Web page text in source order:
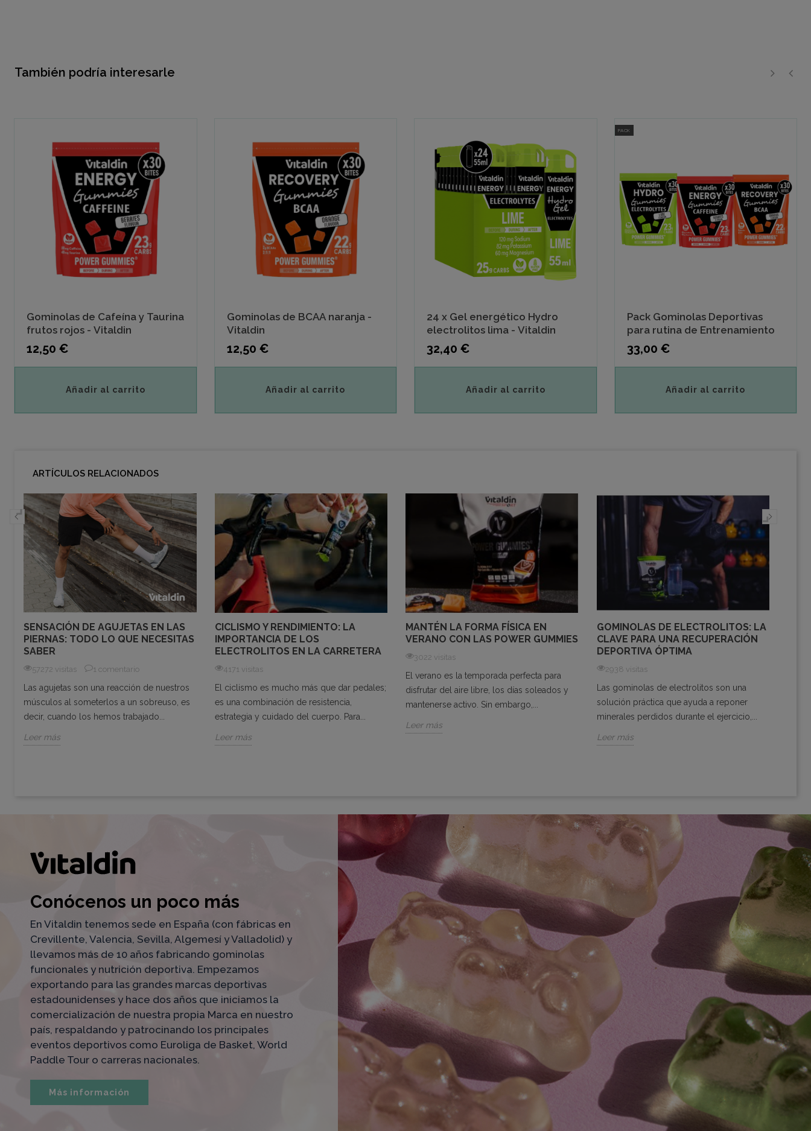
También podría interesarle
Gominolas de Cafeína y Taurina
frutos rojos - Vitaldin
Precio
12,50 €
Añadir al carrito
Gominolas de BCAA naranja -
Vitaldin
Precio
12,50 €
Añadir al carrito
24 x Gel energético Hydro
electrolitos lima - Vitaldin
Precio
32,40 €
Añadir al carrito
PACK
Pack Gominolas Deportivas
para rutina de Entrenamiento
Precio
33,00 €
Añadir al carrito
ARTÍCULOS RELACIONADOS
SENSACIÓN DE AGUJETAS EN LAS
PIERNAS: TODO LO QUE NECESITAS
SABER
57272 visitas 1 comentario
Las agujetas son una reacción de nuestros
músculos al someterlos a un sobreuso, es
decir, cuando los hemos trabajado...
Leer más
CICLISMO Y RENDIMIENTO: LA
IMPORTANCIA DE LOS
ELECTROLITOS EN LA CARRETERA
4171 visitas
El ciclismo es mucho más que dar pedales;
es una combinación de resistencia,
estrategia y cuidado del cuerpo. Para...
Leer más
MANTÉN LA FORMA FÍSICA EN
VERANO CON LAS POWER GUMMIES
3022 visitas
El verano es la temporada perfecta para
disfrutar del aire libre, los días soleados y
mantenerse activo. Sin embargo,...
Leer más
GOMINOLAS DE ELECTROLITOS: LA
CLAVE PARA UNA RECUPERACIÓN
DEPORTIVA ÓPTIMA
2938 visitas
Las gominolas de electrolitos son una
solución práctica que ayuda a reponer
minerales perdidos durante el ejercicio,...
Leer más
Conócenos un poco más
En Vitaldin tenemos sede en España (con fábricas en
Crevillente, Valencia, Sevilla, Algemesí y Valladolid) y
llevamos más de 10 años fabricando gominolas
funcionales y nutrición deportiva. Empezamos
exportando para las grandes marcas deportivas
estadounidenses y hace dos años que iniciamos la
comercialización de nuestra propia Marca en nuestro
país, respaldando y patrocinando los principales
eventos deportivos como Euroliga de Basket, World
Paddle Tour o carreras nacionales.
Más información